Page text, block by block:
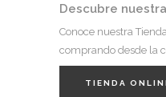
Descubre
Conoce nuestra
comprando desde la
TIENDA